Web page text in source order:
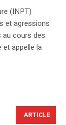
(INPT)
et agressions
au cours des
et appelle la
ARTICLE